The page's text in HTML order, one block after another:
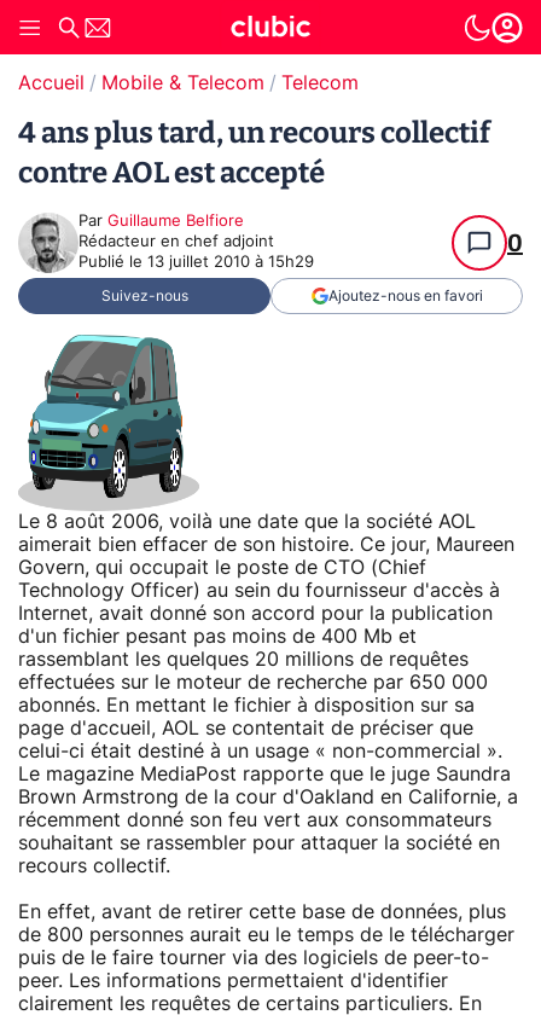
Accueil Mobile & Telecom Telecom
4 ans plus tard, un recours collectif
contre AOL est accepté
Par Guillaume Belfiore
Rédacteur en chef adjoint
Publié le 13 juillet 2010 à 15h29
0
Suivez-nous Ajoutez-nous en favori
Le 8 août 2006, voilà une date que la société AOL
aimerait bien effacer de son histoire. Ce jour, Maureen
Govern, qui occupait le poste de CTO (Chief
Technology Officer) au sein du fournisseur d'accès à
Internet, avait donné son accord pour la publication
d'un fichier pesant pas moins de 400 Mb et
rassemblant les quelques 20 millions de requêtes
effectuées sur le moteur de recherche par 650 000
abonnés. En mettant le fichier à disposition sur sa
page d'accueil, AOL se contentait de préciser que
celui-ci était destiné à un usage « non-commercial ».
Le magazine MediaPost rapporte que le juge Saundra
Brown Armstrong de la cour d'Oakland en Californie, a
récemment donné son feu vert aux consommateurs
souhaitant se rassembler pour attaquer la société en
recours collectif.
En effet, avant de retirer cette base de données, plus
de 800 personnes aurait eu le temps de le télécharger
puis de le faire tourner via des logiciels de peer-to-
peer. Les informations permettaient d'identifier
clairement les requêtes de certains particuliers. En